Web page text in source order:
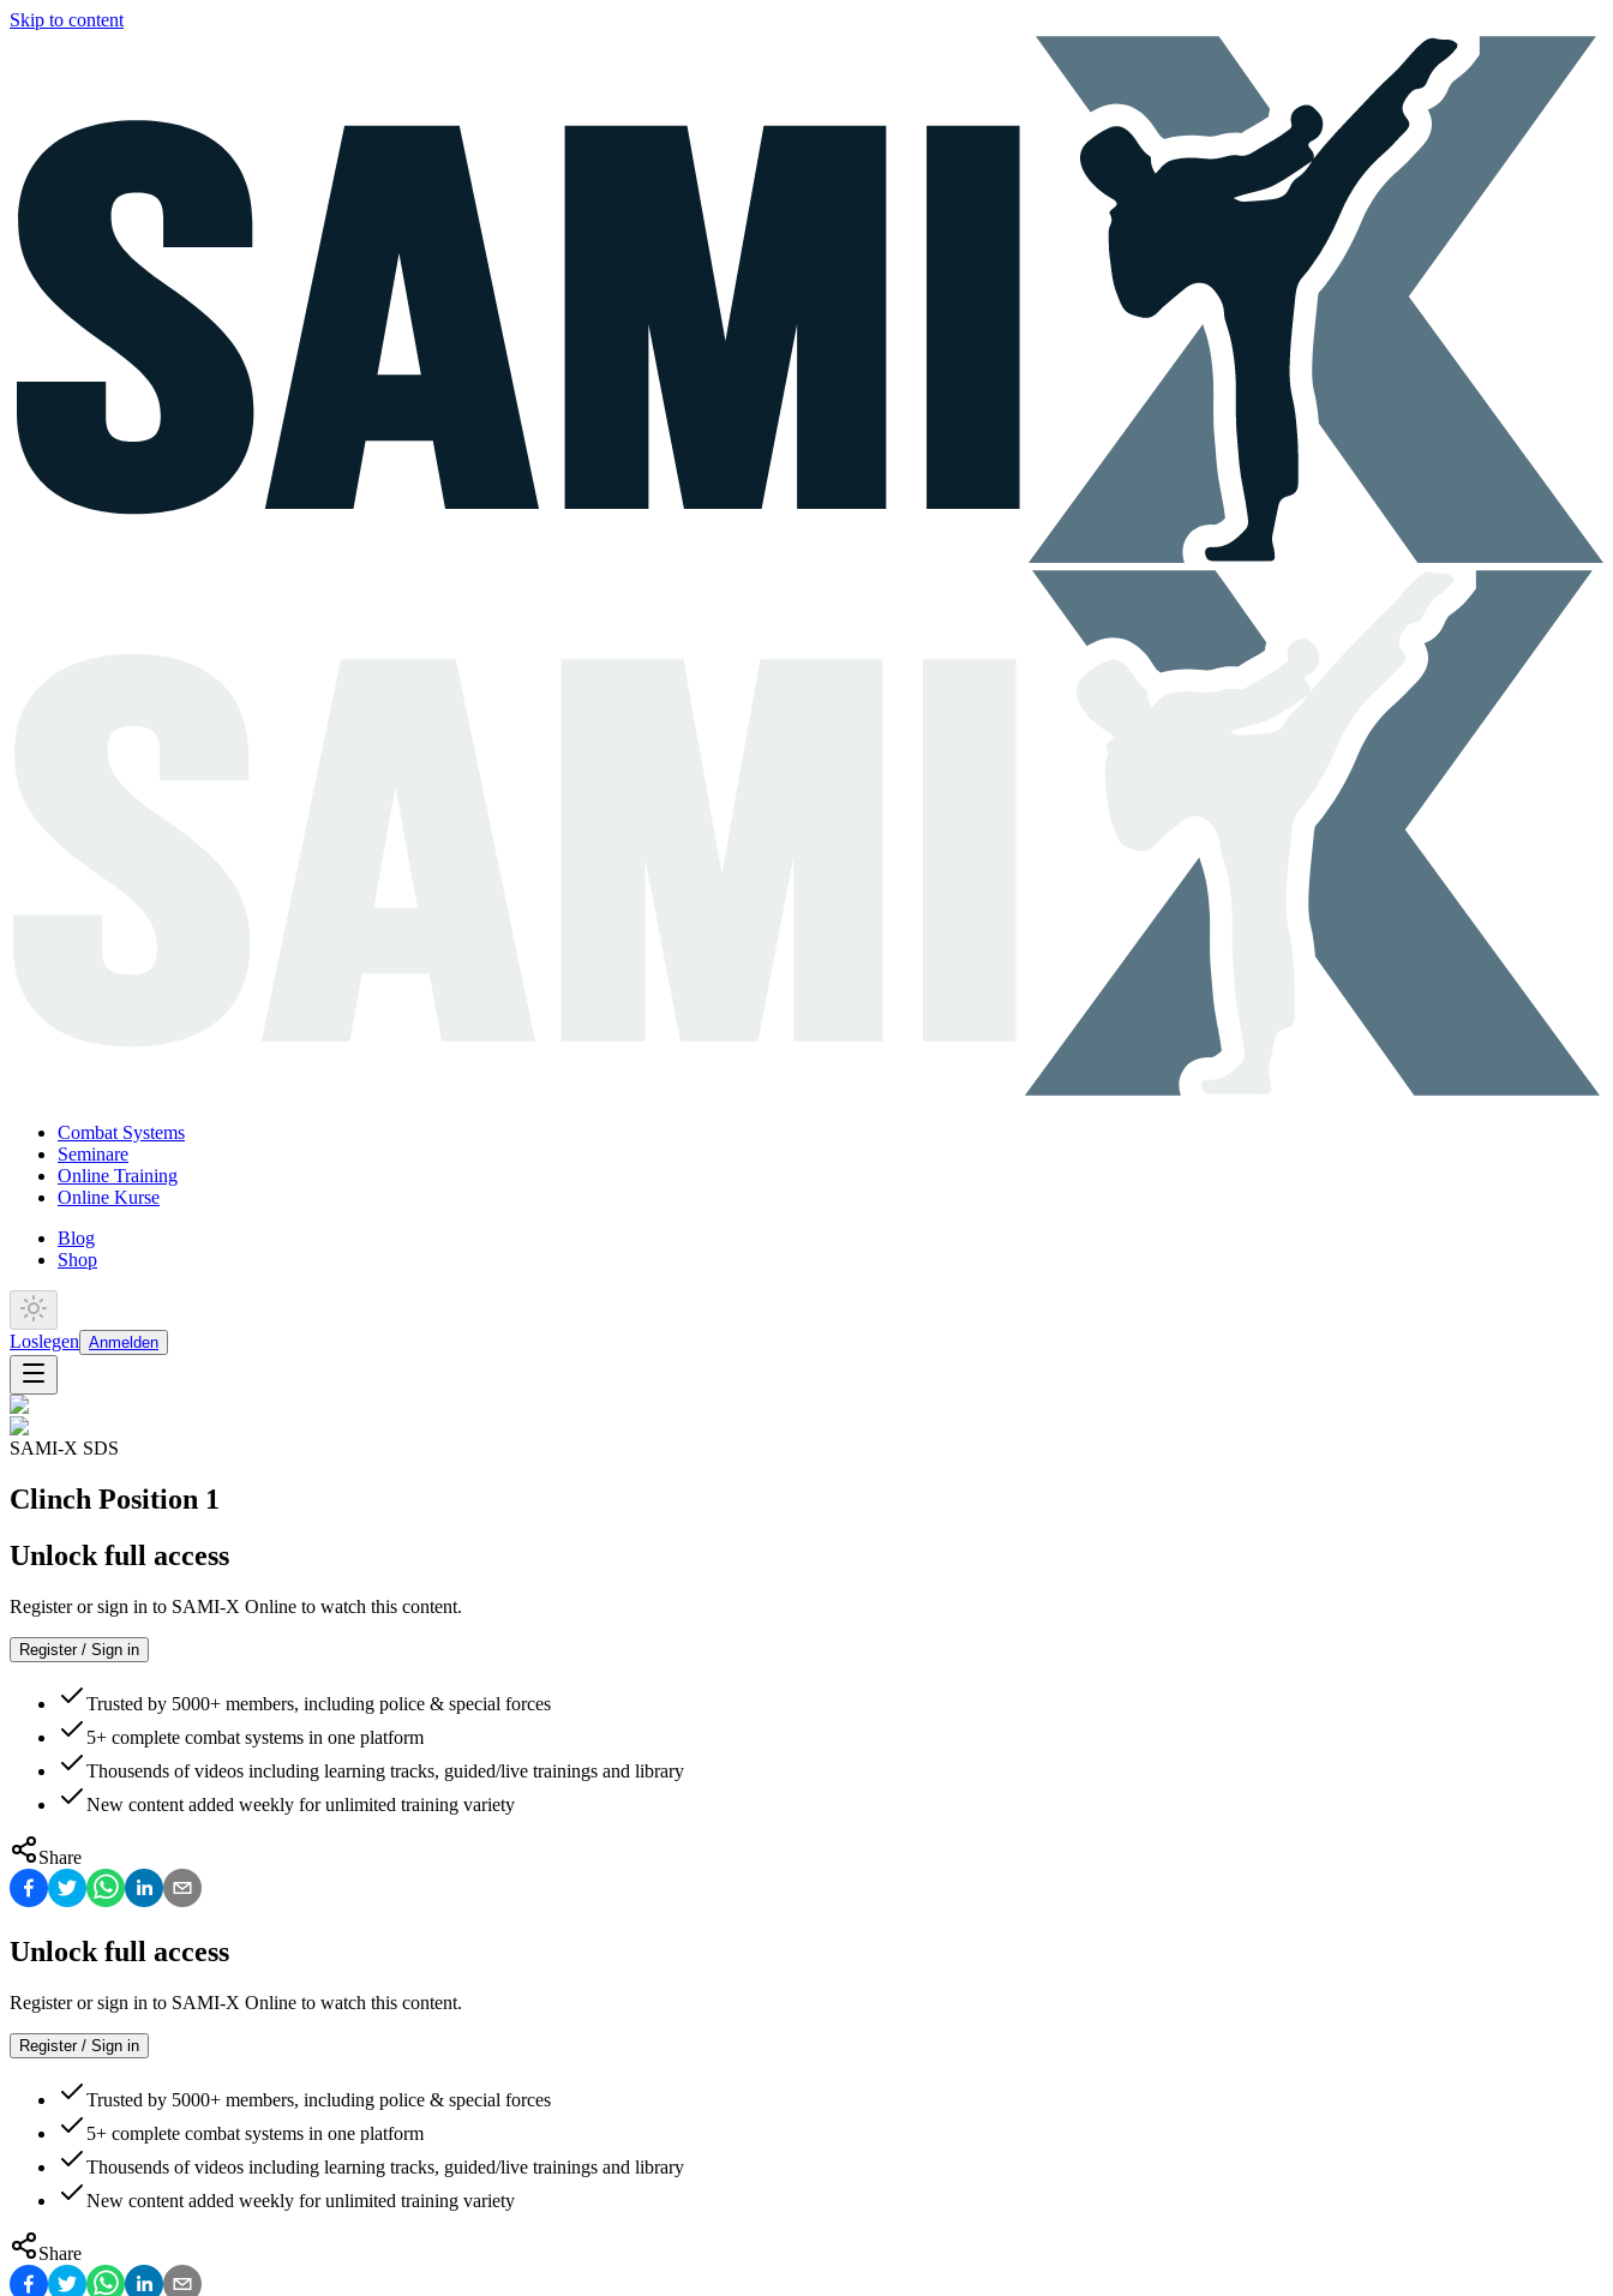
Skip to content
Combat Systems
Seminare
Online Training
Online Kurse
Blog
Shop
Loslegen Anmelden
SAMI-X SDS
Clinch Position 1
Unlock full access
Register or sign in to SAMI-X Online to watch this content.
Register / Sign in
Trusted by 5000+ members, including police & special forces
5+ complete combat systems in one platform
Thousends of videos including learning tracks, guided/live trainings and library
New content added weekly for unlimited training variety
Share
Unlock full access
Register or sign in to SAMI-X Online to watch this content.
Register / Sign in
Trusted by 5000+ members, including police & special forces
5+ complete combat systems in one platform
Thousends of videos including learning tracks, guided/live trainings and library
New content added weekly for unlimited training variety
Share